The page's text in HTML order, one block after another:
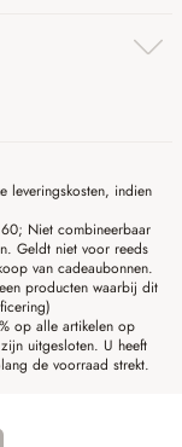
leveringskosten, indien
Niet combineerbaar
Geldt niet voor reeds
van cadeaubonnen.
producten waarbij dit
op alle artikelen op
uitgesloten. U heeft
de voorraad strekt.